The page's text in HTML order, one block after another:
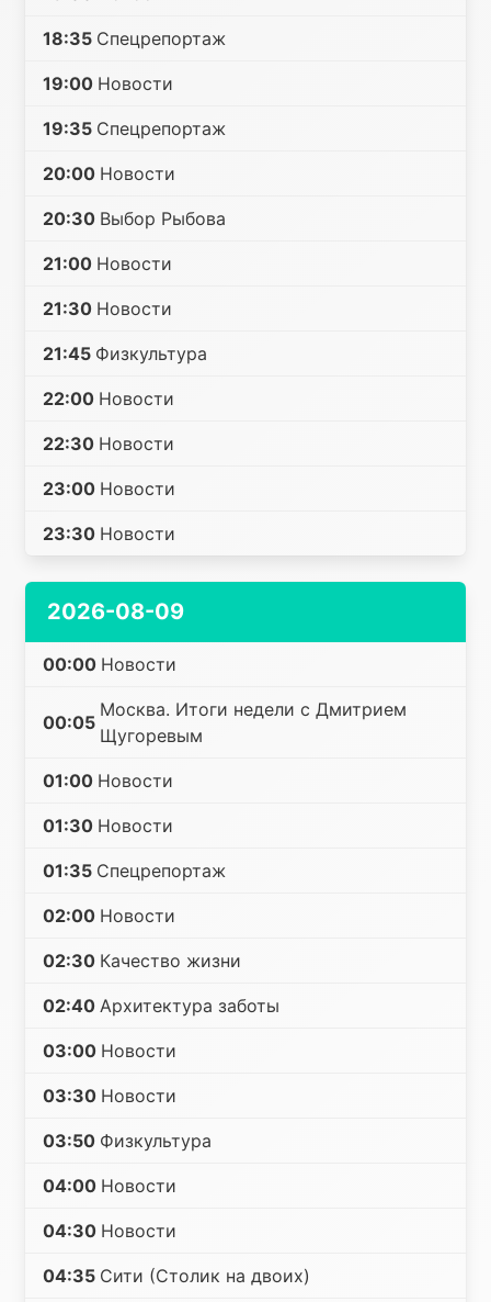
18:35 Спецрепортаж
19:00 Новости
19:35 Спецрепортаж
20:00 Новости
20:30 Выбор Рыбова
21:00 Новости
21:30 Новости
21:45 Физкультура
22:00 Новости
22:30 Новости
23:00 Новости
23:30 Новости
2026-08-09
00:00 Новости
00:05
Москва. Итоги недели с Дмитрием
Щугоревым
01:00 Новости
01:30 Новости
01:35 Спецрепортаж
02:00 Новости
02:30 Качество жизни
02:40 Архитектура заботы
03:00 Новости
03:30 Новости
03:50 Физкультура
04:00 Новости
04:30 Новости
04:35 Сити (Столик на двоих)